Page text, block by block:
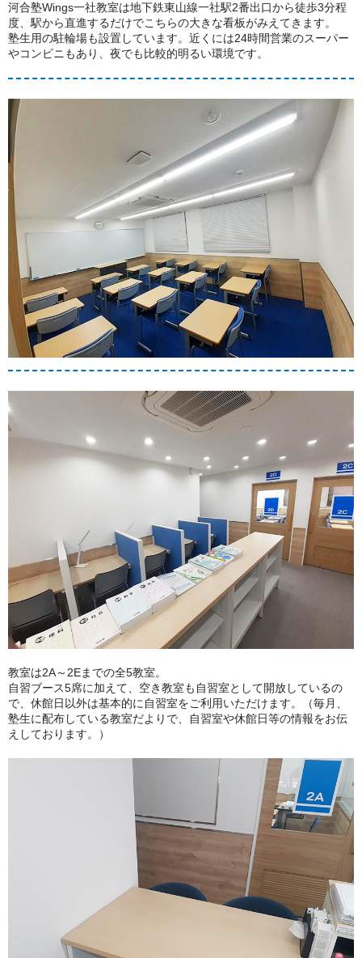
河合塾Wings一社教室は地下鉄東山線一社駅2番出口から徒歩3分程
度、駅から直進するだけでこちらの大きな看板がみえてきます。
塾生用の駐輪場も設置しています。近くには24時間営業のスーパー
やコンビニもあり、夜でも比較的明るい環境です。
教室は2A～2Eまでの全5教室。
自習ブース5席に加えて、空き教室も自習室として開放しているの
で、休館日以外は基本的に自習室をご利用いただけます。（毎月、
塾生に配布している教室だよりで、自習室や休館日等の情報をお伝
えしております。）